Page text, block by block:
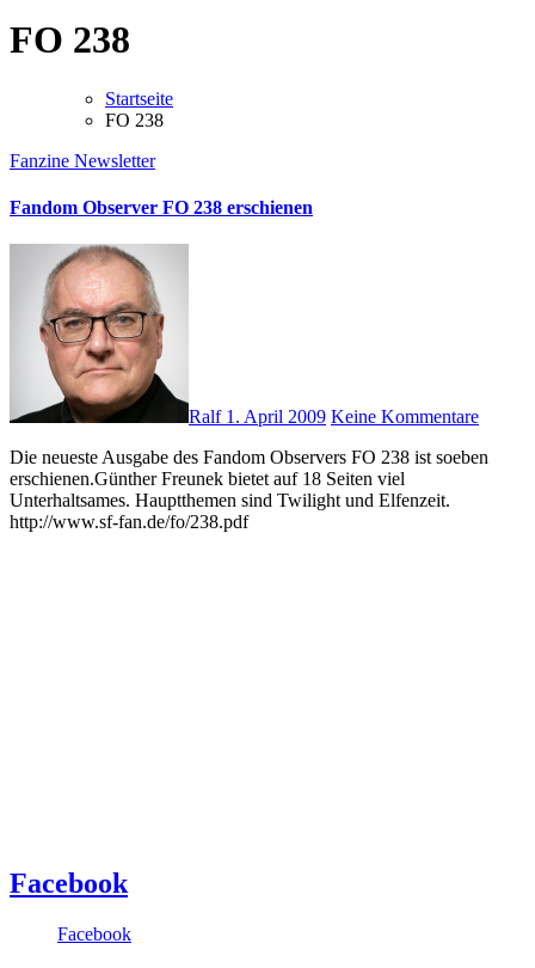
FO 238
Startseite
FO 238
Fanzine Newsletter
Fandom Observer FO 238 erschienen
Ralf 1. April 2009 Keine Kommentare
Die neueste Ausgabe des Fandom Observers FO 238 ist soeben
erschienen.Günther Freunek bietet auf 18 Seiten viel
Unterhaltsames. Hauptthemen sind Twilight und Elfenzeit.
http://www.sf-fan.de/fo/238.pdf
Facebook
Facebook